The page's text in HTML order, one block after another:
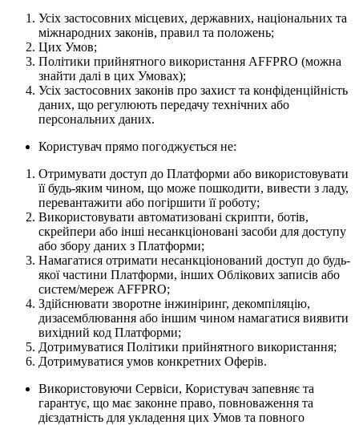
Усіх застосовних місцевих, державних, національних та
міжнародних законів, правил та положень;
Цих Умов;
Політики прийнятного використання AFFPRO (можна
знайти далі в цих Умовах);
Усіх застосовних законів про захист та конфіденційність
даних, що регулюють передачу технічних або
персональних даних.
Користувач прямо погоджується не:
Отримувати доступ до Платформи або використовувати
її будь-яким чином, що може пошкодити, вивести з ладу,
перевантажити або погіршити її роботу;
Використовувати автоматизовані скрипти, ботів,
скрейпери або інші несанкціоновані засоби для доступу
або збору даних з Платформи;
Намагатися отримати несанкціонований доступ до будь-
якої частини Платформи, інших Облікових записів або
систем/мереж AFFPRO;
Здійснювати зворотне інжиніринг, декомпіляцію,
дизасемблювання або іншим чином намагатися виявити
вихідний код Платформи;
Дотримуватися Політики прийнятного використання;
Дотримуватися умов конкретних Оферів.
Використовуючи Сервіси, Користувач запевняє та
гарантує, що має законне право, повноваження та
дієздатність для укладення цих Умов та повного